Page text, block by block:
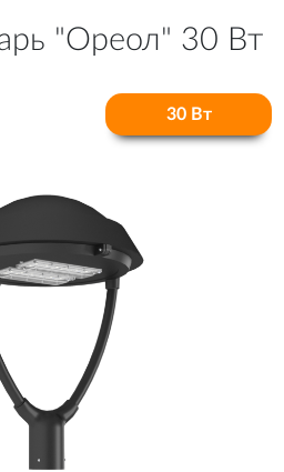
"Ореол" 30 Вт
30 Вт